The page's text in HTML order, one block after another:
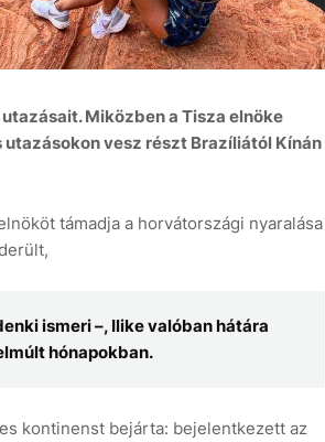
Miközben a Tisza elnöke
vesz részt Brazíliától Kínán
támadja a horvátországi nyaralása
ismeri –, Ilike valóban hátára
hónapokban.
kontinenst bejárta: bejelentkezett az
7 aug +32°C